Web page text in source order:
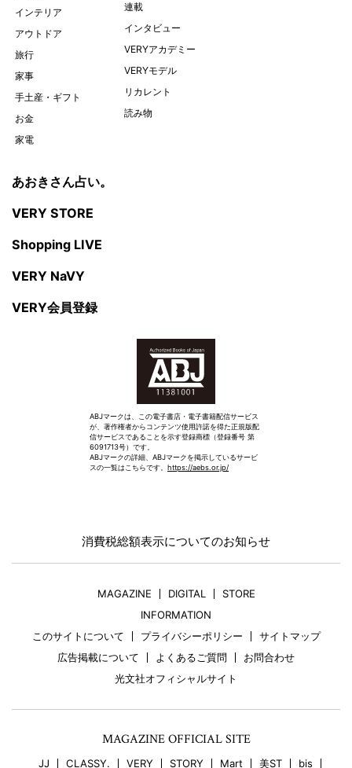
インテリア
アウトドア
旅行
家事
手土産・ギフト
お金
家電
連載
インタビュー
VERYアカデミー
VERYモデル
リカレント
読み物
あおきさん占い。
VERY STORE
Shopping LIVE
VERY NaVY
VERY会員登録
ABJマークは、この電子書店・電子書籍配信サービス
が、著作権者からコンテンツ使用許諾を得た正規版配
信サービスであることを示す登録商標（登録番号 第
6091713号）です。
ABJマークの詳細、ABJマークを掲示しているサービ
スの一覧はこちらです。 https://aebs.or.jp/
消費税総額表示についてのお知らせ
MAGAZINE DIGITAL
STORE
INFORMATION
このサイトについて
プライバシーポリシー
サイトマップ
広告掲載について
よくあるご質問
お問合わせ
光文社オフィシャルサイト
MAGAZINE OFFICIAL SITE
JJ CLASSY. VERY STORY Mart 美ST bis